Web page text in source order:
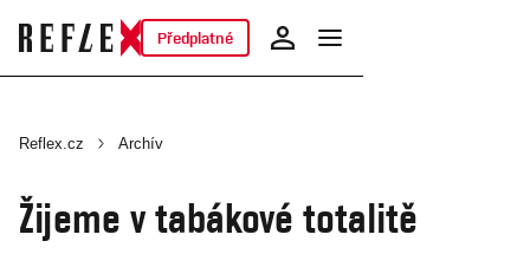
Předplatné
Reflex.cz Archív
Žijeme v tabákové totalitě